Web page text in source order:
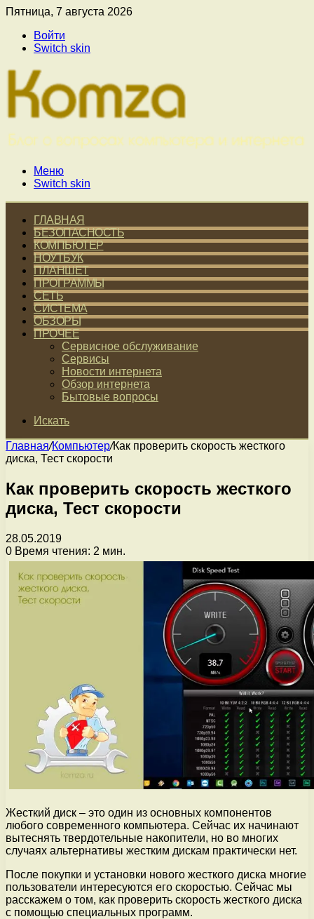
Пятница, 7 августа 2026
Войти
Switch skin
Меню
Switch skin
ГЛАВНАЯ
БЕЗОПАСНОСТЬ
КОМПЬЮТЕР
НОУТБУК
ПЛАНШЕТ
ПРОГРАММЫ
СЕТЬ
СИСТЕМА
ОБЗОРЫ
ПРОЧЕЕ
Сервисное обслуживание
Сервисы
Новости интернета
Обзор интернета
Бытовые вопросы
Искать
Главная/Компьютер/Как проверить скорость жесткого
диска, Тест скорости
Как проверить скорость жесткого
диска, Тест скорости
28.05.2019
0 Время чтения: 2 мин.
Жесткий диск – это один из основных компонентов
любого современного компьютера. Сейчас их начинают
вытеснять твердотельные накопители, но во многих
случаях альтернативы жестким дискам практически нет.
После покупки и установки нового жесткого диска многие
пользователи интересуются его скоростью. Сейчас мы
расскажем о том, как проверить скорость жесткого диска
с помощью специальных программ.